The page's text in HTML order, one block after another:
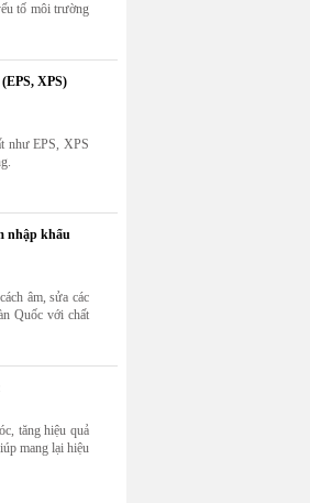
tố môi trường
XPS)
như EPS, XPS
nhập khẩu
âm, sửa các
Quốc với chất
tăng hiệu quả
mang lại hiệu